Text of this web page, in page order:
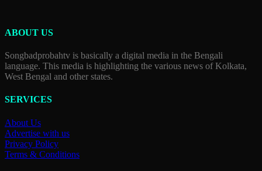
ABOUT US
Songbadprobahtv is basically a digital media in the Bengali
language. This media is highlighting the various news of Kolkata,
West Bengal and other states.
SERVICES
About Us
Advertise with us
Privacy Policy
Terms & Conditions